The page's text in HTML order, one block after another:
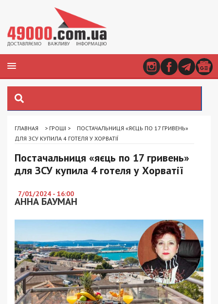
ГЛАВНАЯ > ГРОШІ >
ПОСТАЧАЛЬНИЦЯ «ЯЄЦЬ ПО 17 ГРИВЕНЬ»
ДЛЯ ЗСУ КУПИЛА 4 ГОТЕЛЯ У ХОРВАТІЇ
Постачальниця «яєць по 17 гривень»
для ЗСУ купила 4 готеля у Хорватії
7/01/2024 - 16:00
АННА БАУМАН